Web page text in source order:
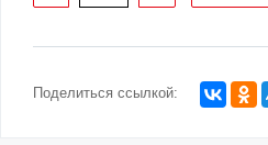
Поделиться ссылкой: